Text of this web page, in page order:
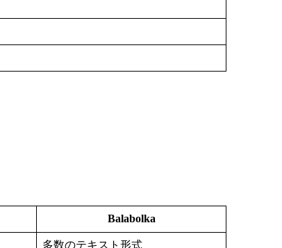
Balabolka
多数のテキスト形式